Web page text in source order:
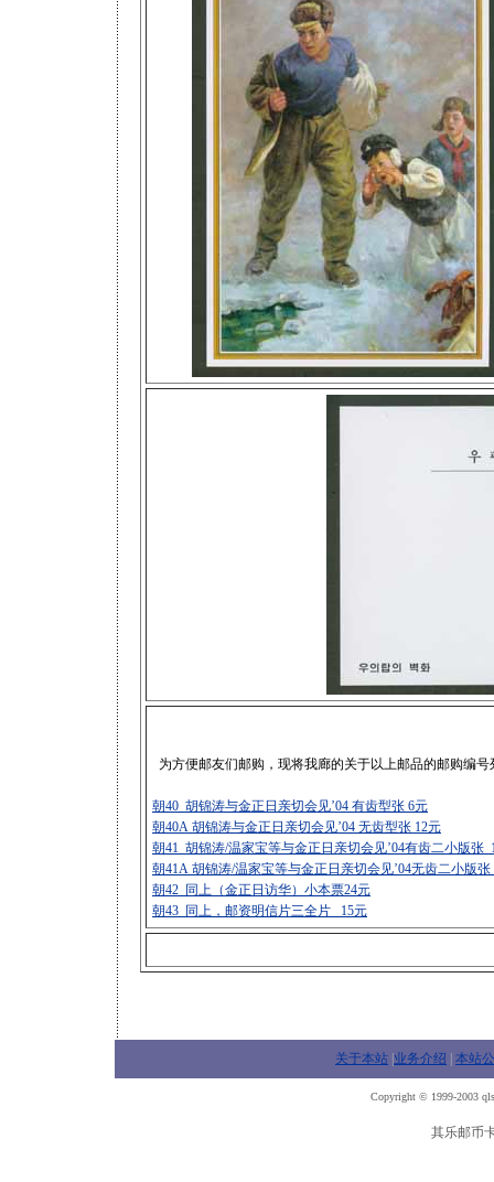
为方便邮友们邮购，现将我廊的关于以上邮品的邮购编号
朝40 胡锦涛与金正日亲切会见’04 有齿型张 6元
朝40A 胡锦涛与金正日亲切会见’04 无齿型张 12元
朝41 胡锦涛/温家宝等与金正日亲切会见’04有齿二小版张
朝41A 胡锦涛/温家宝等与金正日亲切会见’04无齿二小版张
朝42 同上（金正日访华）小本票24元
朝43 同上，邮资明信片三全片 15元
关于本站 业务介绍 本站
Copyright © 1999-2003
其乐邮币